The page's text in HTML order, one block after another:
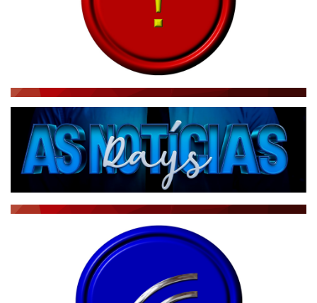
RÁDIO AGÊNCIA
NOTÍCIAS AO MINUTO
ACONTECEU...VIROU MANCHETE!